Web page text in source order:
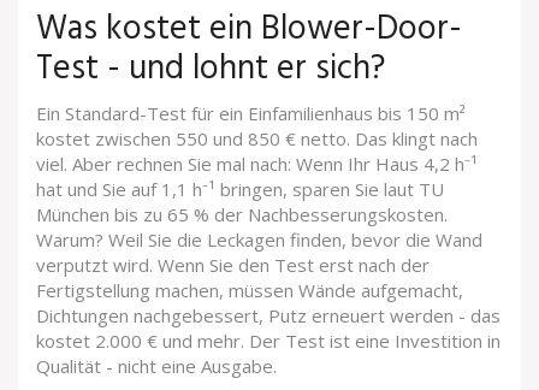
Was kostet ein Blower-Door-
Test - und lohnt er sich?
Ein Standard-Test für ein Einfamilienhaus bis 150 m²
kostet zwischen 550 und 850 € netto. Das klingt nach
viel. Aber rechnen Sie mal nach: Wenn Ihr Haus 4,2 h⁻¹
hat und Sie auf 1,1 h⁻¹ bringen, sparen Sie laut TU
München bis zu 65 % der Nachbesserungskosten.
Warum? Weil Sie die Leckagen finden, bevor die Wand
verputzt wird. Wenn Sie den Test erst nach der
Fertigstellung machen, müssen Wände aufgemacht,
Dichtungen nachgebessert, Putz erneuert werden - das
kostet 2.000 € und mehr. Der Test ist eine Investition in
Qualität - nicht eine Ausgabe.